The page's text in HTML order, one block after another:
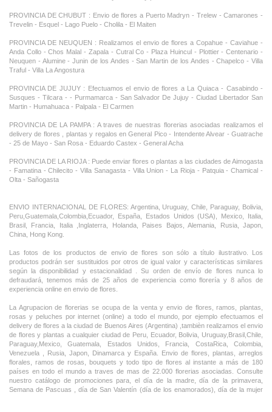
PROVINCIA DE CHUBUT : Envio de flores a Puerto Madryn - Trelew - Camarones -
Trevelin - Esquel - Lago Puelo - Cholila - El Maiten
PROVINCIA DE NEUQUEN : Realizamos el envio de flores a Copahue - Caviahue -
Anda Collo - Chos Malal - Zapala - Cutral Co - Plaza Huincul - Plottier - Centenario -
Neuquen - Alumine - Junin de los Andes - San Martin de los Andes - Chapelco - Villa
Traful - Villa La Angostura
PROVINCIA DE JUJUY : Efectuamos el envio de flores a La Quiaca - Casabindo -
Susques - Tilcara - - Purmamarca - San Salvador De Jujuy - Ciudad Libertador San
Martin - Humahuaca - Palpala - El Carmen
PROVINCIA DE LA PAMPA : A traves de nuestras florerias asociadas realizamos el
delivery de flores , plantas y regalos en General Pico - Intendente Alvear - Guatrache
- 25 de Mayo - San Rosa - Eduardo Castex - General Acha
PROVINCIA DE LA RIOJA : Puede enviar flores o plantas a las ciudades de Aimogasta
- Famatina - Chilecito - Villa Sanagasta - Villa Union - La Rioja - Patquia - Chamical -
Olta - Sañogasta
ENVIO INTERNACIONAL DE FLORES: Argentina, Uruguay, Chile, Paraguay, Bolivia,
Peru,Guatemala,Colombia,Ecuador, España, Estados Unidos (USA), Mexico, Italia,
Brasil, Francia, Italia ,Inglaterra, Holanda, Paises Bajos, Alemania, Rusia, Japon,
China, Hong Kong.
Las fotos de los productos de envio de flores son sólo a título ilustrativo. Los
productos podrán ser sustituidos por otros de igual valor y características similares
según la disponibilidad y estacionalidad . Su orden de envío de flores nunca lo
defraudará, tenemos más de 25 años de experiencia como florería y 8 años de
experiencia online en envio de flores.
La Agrupacion de florerias se ocupa de la venta y envio de flores, ramos, plantas,
rosas y peluches por internet (online) a todo el mundo, por ejemplo efectuamos el
delivery de flores a la ciudad de Buenos Aires (Argentina) ,tambièn realizamos el envio
de flores y plantas a cualquier ciudad de Peru, Ecuador, Bolivia, Uruguay,Brasil,Chile,
Paraguay,Mexico, Guatemala, Estados Unidos, Francia, CostaRica, Colombia,
Venezuela , Rusia, Japon, Dinamarca y España. Envio de flores, plantas, arreglos
florales, ramos de rosas, bouquets y todo tipo de flores al instante a más de 180
países en todo el mundo a traves de mas de 22.000 florerias asociadas. Consulte
nuestro catálogo de promociones para, el día de la madre, día de la primavera,
Semana de Pascuas , día de San Valentín (día de los enamorados), día de la mujer